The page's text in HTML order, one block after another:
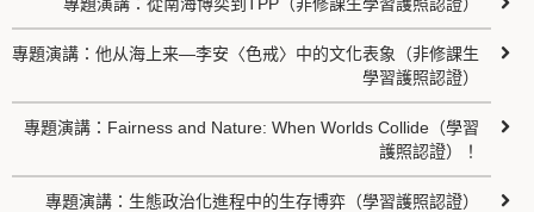
專題演講：他从海上来—李安〈色戒〉中的文化表象（非修課生
學習護照認證）
專題演講：Fairness and Nature: When Worlds Collide（學習
護照認證）！
專題演講：生態政治化進程中的生存博弈（學習護照認證）